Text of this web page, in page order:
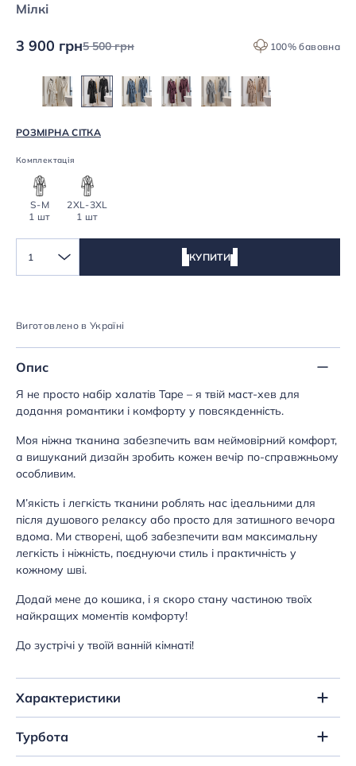
Мілкі
3 900 грн5 500 грн 100% бавовна
РОЗМІРНА СІТКА
Комплектація
S-M
1 шт
2XL-3XL
1 шт
1 КУПИТИ
Виготовлено в Україні
Опис
Я не просто набір халатів Tape – я твій маст-хев для
додання романтики і комфорту у повсякденність.
Моя ніжна тканина забезпечить вам неймовірний комфорт,
а вишуканий дизайн зробить кожен вечір по-справжньому
особливим.
М’якість і легкість тканини роблять нас ідеальними для
після душового релаксу або просто для затишного вечора
вдома. Ми створені, щоб забезпечити вам максимальну
легкість і ніжність, поєднуючи стиль і практичність у
кожному шві.
Додай мене до кошика, і я скоро стану частиною твоїх
найкращих моментів комфорту!
До зустрічі у твоїй ванній кімнаті!
Характеристики
Турбота